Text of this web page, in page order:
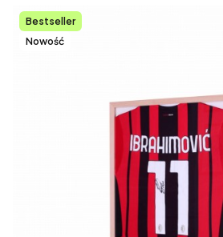
Bestseller
Nowość